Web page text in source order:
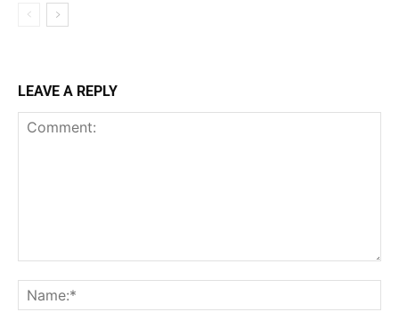
LEAVE A REPLY